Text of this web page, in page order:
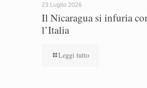
23 Luglio 2026
Il Nicaragua si infuria
l’Italia
Leggi tutto